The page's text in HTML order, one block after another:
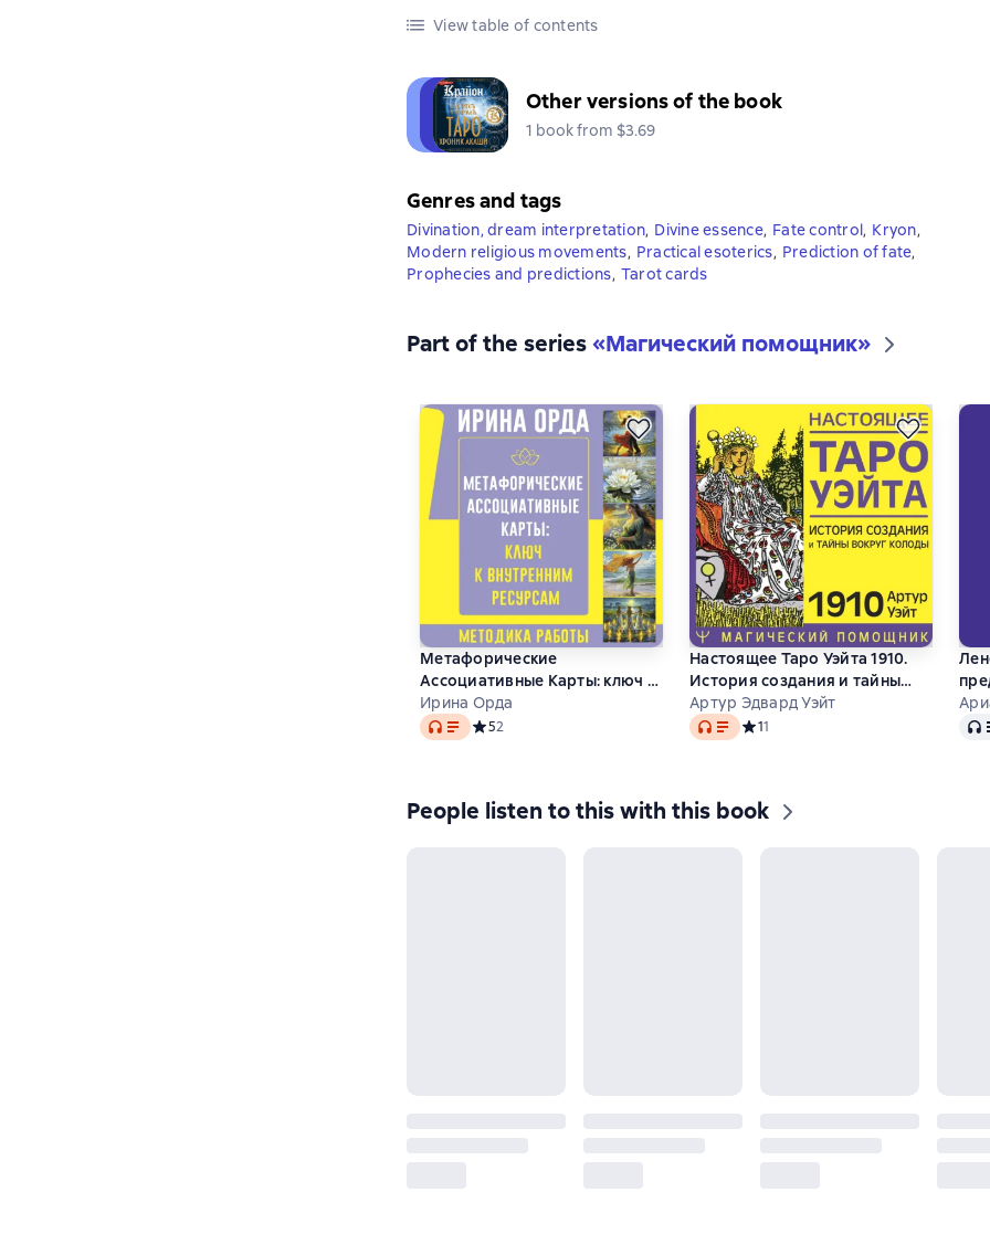
View table of contents
Other versions of the book
1 book from $3.69
Genres and tags
Divination, dream interpretation, Divine essence, Fate control, Kryon,
Modern religious movements, Practical esoterics, Prediction of fate,
Prophecies and predictions, Tarot cards
Part of the series«Магический помощник»
Метафорические
Ассоциативные Карты: ключ к
внутренним ресурсам.
Методика работы
Ирина Орда
Audio Средний рейтинг 5 на основе 2 оценок
52
Настоящее Таро Уэйта 1910.
История создания и тайны
вокруг колоды
Артур Эдвард Уэйт
Audio Средний рейтинг 1 на основе 1
11
People listen to this with this book